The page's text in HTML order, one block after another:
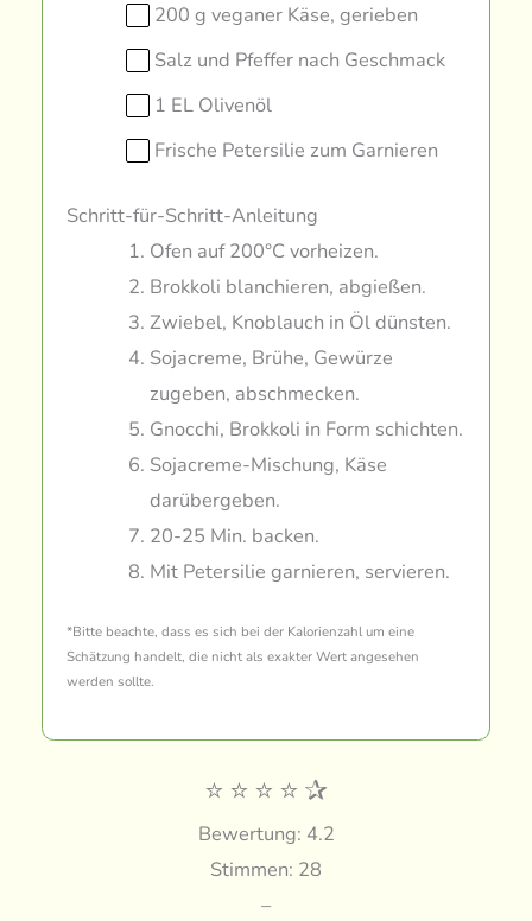
200 g veganer Käse, gerieben
Salz und Pfeffer nach Geschmack
1 EL Olivenöl
Frische Petersilie zum Garnieren
Schritt-für-Schritt-Anleitung
Ofen auf 200°C vorheizen.
Brokkoli blanchieren, abgießen.
Zwiebel, Knoblauch in Öl dünsten.
Sojacreme, Brühe, Gewürze
zugeben, abschmecken.
Gnocchi, Brokkoli in Form schichten.
Sojacreme-Mischung, Käse
darübergeben.
20-25 Min. backen.
Mit Petersilie garnieren, servieren.
*Bitte beachte, dass es sich bei der Kalorienzahl um eine
Schätzung handelt, die nicht als exakter Wert angesehen
werden sollte.
⭐ ⭐ ⭐ ⭐ ✰
Bewertung: 4.2
Stimmen: 28
–